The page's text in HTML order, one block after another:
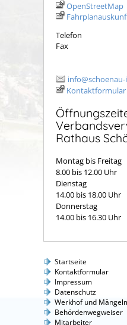
OpenStreetMap
Telefon
Fax
Kontaktformular
Rathaus
Montag bis Freitag
8.00 bis 12.00 Uhr
Dienstag
14.00 bis 18.00 Uhr
Donnerstag
14.00 bis 16.30 Uhr
Startseite
Kontaktformular
Impressum
Datenschutz
Werkhof und
Behördenwegweiser
Mitarbeiter